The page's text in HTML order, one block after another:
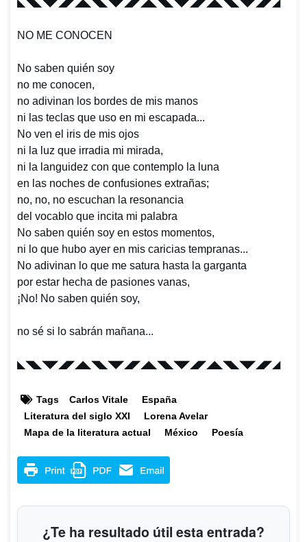
◣◥◣◥◤◢◤◢◣◥◣◥◤◢◤◢◣◥◣◥◤◢◤◢◣◥◣◥◤◢◤◢
NO ME CONOCEN
No saben quién soy
no me conocen,
no adivinan los bordes de mis manos
ni las teclas que uso en mi escapada...
No ven el iris de mis ojos
ni la luz que irradia mi mirada,
ni la languidez con que contemplo la luna
en las noches de confusiones extrañas;
no, no, no escuchan la resonancia
del vocablo que incita mi palabra
No saben quién soy en estos momentos,
ni lo que hubo ayer en mis caricias tempranas...
No adivinan lo que me satura hasta la garganta
por estar hecha de pasiones vanas,
¡No! No saben quién soy,
no sé si lo sabrán mañana...
◣◥◣◥◤◢◤◢◣◥◣◥◤◢◤◢◣◥◣◥◤◢◤◢◣◥◣◥◤◢◤◢
Tags Carlos Vitale
España
Literatura del siglo XXI
Lorena Avelar
Mapa de la literatura actual
México Poesía
¿Te ha resultado útil esta entrada?